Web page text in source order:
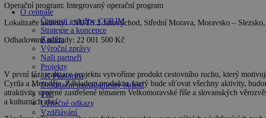
O centrále
Činnosti a služby CCRJM
Strategie a koncepce
Kariéra
Výroční zprávy
Naši partneři
Projekty
3K Platforma
Destinační managementy oblastí
TIC
Užitečné odkazy
Vzdělávání
Operační program: Integrovaný operační program
Lokalizace aktivity:NUTS 2 Jihovýchod, Střední Morava, Moravsko –
Odhadované náklady: 22 001 500 Kč
V první fázi realizace projektu vytvoříme produkt cestovního ruchu, který
Cyrila a Metoděje. Základem produktu, který bude síťovat všechny aktivity,
atraktivity spojené zastřešené tématem Velkomoravské říše a slovanských
a kulturních akcí.